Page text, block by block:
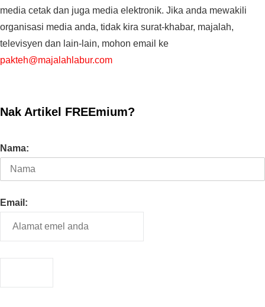
media cetak dan juga media elektronik. Jika anda mewakili
organisasi media anda, tidak kira surat-khabar, majalah,
televisyen dan lain-lain, mohon email ke
pakteh@majalahlabur.com
Nak Artikel FREEmium?
Nama:
Email: